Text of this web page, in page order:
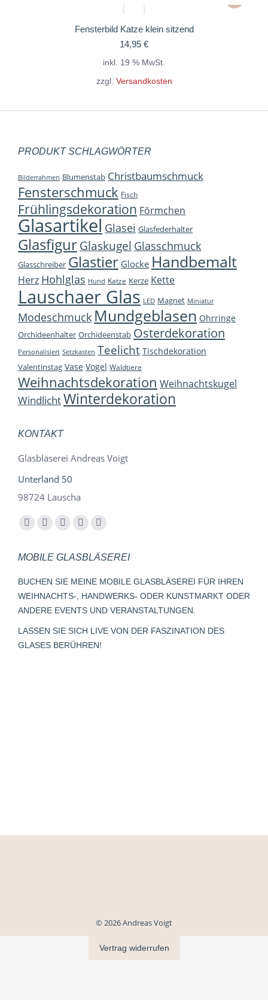
Fensterbild Katze klein sitzend
14,95 €
inkl. 19 % MwSt.
zzgl. Versandkosten
PRODUKT SCHLAGWÖRTER
Bilderrahmen Blumenstab Christbaumschmuck
Fensterschmuck Fisch
Frühlingsdekoration Förmchen
Glasartikel Glasei Glasfederhalter
Glasfigur Glaskugel Glasschmuck
Glasschreiber Glastier Glocke Handbemalt
Herz Hohlglas Hund Katze Kerze Kette
Lauschaer Glas LED Magnet Miniatur
Modeschmuck Mundgeblasen Ohrringe
Orchideenhalter Orchideenstab Osterdekoration
Personalisiert Setzkasten Teelicht Tischdekoration
Valentinstag Vase Vogel Waldtiere
Weihnachtsdekoration Weihnachtskugel
WindlichtWinterdekoration
KONTAKT
Glasbläserei Andreas Voigt
Unterland 50
98724 Lauscha
Finden Sie uns auf:
Facebook
opens
in
new
window
YouTube
opens
in
new
window
Instagram
opens
in
new
window
E-
page
opens
in
new
Whatsapp
opens
in
new
window
MOBILE GLASBLÄSEREI
BUCHEN SIE MEINE MOBILE GLASBLÄSEREI FÜR IHREN
WEIHNACHTS-, HANDWERKS- ODER KUNSTMARKT ODER
ANDERE EVENTS UND VERANSTALTUNGEN.
LASSEN SIE SICH LIVE VON DER FASZINATION DES
GLASES BERÜHREN!
© 2026 Andreas Voigt
Vertrag widerrufen